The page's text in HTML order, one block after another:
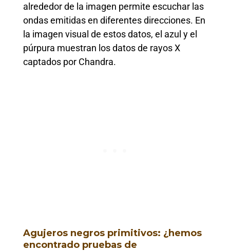
alrededor de la imagen permite escuchar las
ondas emitidas en diferentes direcciones. En
la imagen visual de estos datos, el azul y el
púrpura muestran los datos de rayos X
captados por Chandra.
Agujeros negros primitivos: ¿hemos
encontrado pruebas de